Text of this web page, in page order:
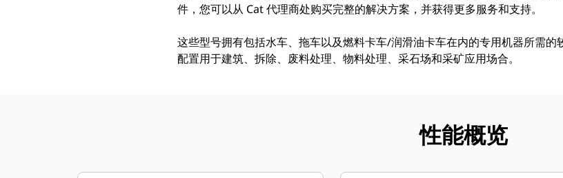
件，您可以从 Cat 代理商处购买完整的解决方案，并获得更多服务和支持。
这些型号拥有包括水车、拖车以及燃料卡车/润滑油卡车在内的专用机器所需的
配置用于建筑、拆除、废料处理、物料处理、采石场和采矿应用场合。
性能概览